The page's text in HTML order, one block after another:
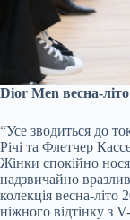
Dior Men весна-
“Усе зводиться до
Річі та Флетчер
Жінки спокійно
надзвичайно
колекція весна-
ніжного відтінку з